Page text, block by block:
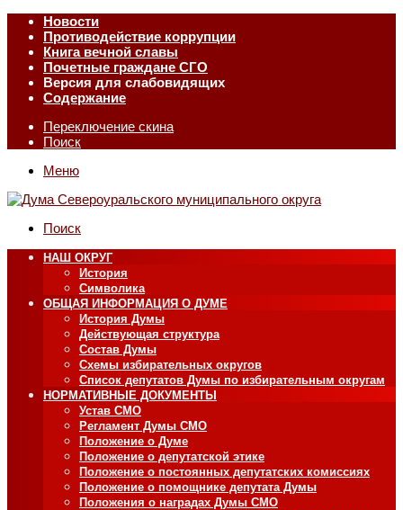
Новости
Противодействие коррупции
Книга вечной славы
Почетные граждане СГО
Версия для слабовидящих
Содержание
Переключение скина
Поиск
Меню
Поиск
НАШ ОКРУГ
История
Символика
ОБЩАЯ ИНФОРМАЦИЯ О ДУМЕ
История Думы
Действующая структура
Состав Думы
Схемы избирательных округов
Список депутатов Думы по избирательным округам
НОРМАТИВНЫЕ ДОКУМЕНТЫ
Устав СМО
Регламент Думы СМО
Положение о Думе
Положение о депутатской этике
Положение о постоянных депутатских комиссиях
Положение о помощнике депутата Думы
Положения о наградах Думы СМО